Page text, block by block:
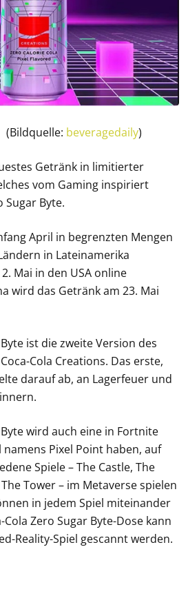
beveragedaily)
Getränk in limitierter
vom Gaming inspiriert
Sugar Byte.
April in begrenzten Mengen
in Lateinamerika
Mai in den USA online
wird das Getränk am 23. Mai
ist die zweite Version des
Cola Creations. Das erste,
darauf ab, an Lagerfeuer und
wird auch eine in Fortnite
Pixel Point haben, auf
Spiele – The Castle, The
Tower – im Metaverse spielen
in jedem Spiel miteinander
Zero Sugar Byte-Dose kann
Reality-Spiel gescannt werden.